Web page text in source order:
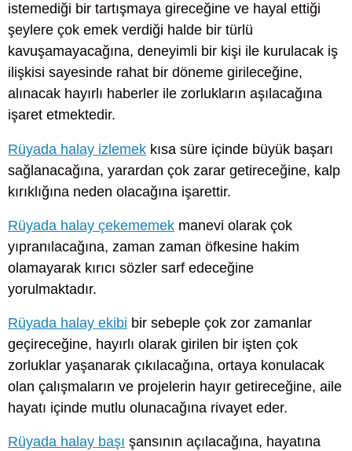
istemediği bir tartışmaya gireceğine ve hayal ettiği
şeylere çok emek verdiği halde bir türlü
kavuşamayacağına, deneyimli bir kişi ile kurulacak iş
ilişkisi sayesinde rahat bir döneme girileceğine,
alınacak hayırlı haberler ile zorlukların aşılacağına
işaret etmektedir.
Rüyada halay izlemek kısa süre içinde büyük başarı
sağlanacağına, yarardan çok zarar getireceğine, kalp
kırıklığına neden olacağına işarettir.
Rüyada halay çekememek manevi olarak çok
yıpranılacağına, zaman zaman öfkesine hakim
olamayarak kırıcı sözler sarf edeceğine
yorulmaktadır.
Rüyada halay ekibi bir sebeple çok zor zamanlar
geçireceğine, hayırlı olarak girilen bir işten çok
zorluklar yaşanarak çıkılacağına, ortaya konulacak
olan çalışmaların ve projelerin hayır getireceğine, aile
hayatı içinde mutlu olunacağına rivayet eder.
Rüyada halay başı şansının açılacağına, hayatına